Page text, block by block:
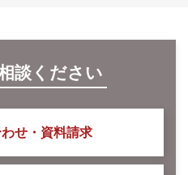
談ください
せ・資料請求